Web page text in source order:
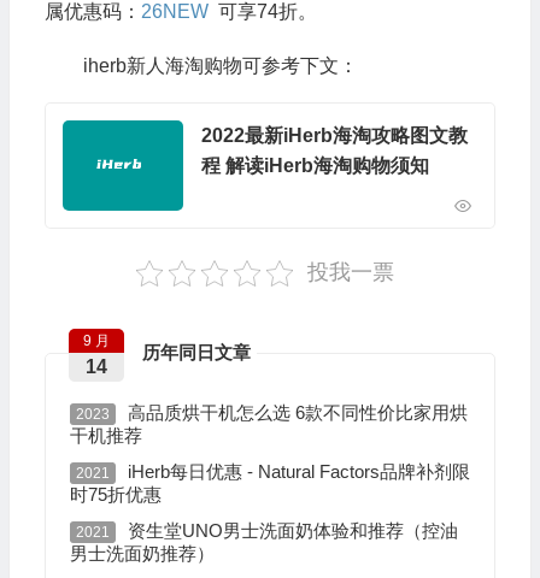
属优惠码： 26NEW可享74折。
iherb新人海淘购物可参考下文：
2022最新iHerb海淘攻略图文教
程 解读iHerb海淘购物须知
投我一票
历年同日文章
9 月
14
2023
高品质烘干机怎么选 6款不同性价比家用烘
干机推荐
2021
iHerb每日优惠 - Natural Factors品牌补剂限
时75折优惠
2021
资生堂UNO男士洗面奶体验和推荐（控油
男士洗面奶推荐）